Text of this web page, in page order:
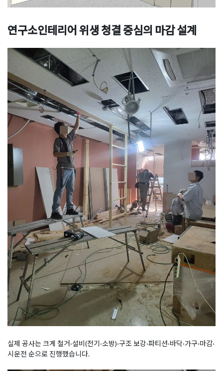
연구소인테리어 위생 청결 중심의 마감 설계
실제 공사는 크게 철거·설비(전기·소방)·구조 보강·파티션·바닥·가구·마감·
시운전 순으로 진행했습니다.